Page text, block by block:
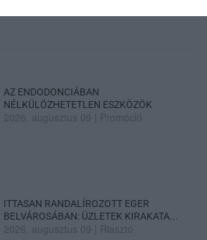
AZ ENDODONCIÁBAN
NÉLKÜLÖZHETETLEN ESZKÖZÖK
2026. augusztus 09 Promóció
ITTASAN RANDALÍROZOTT EGER
BELVÁROSÁBAN: ÜZLETEK KIRAKATA...
2026. augusztus 09 Riasztó